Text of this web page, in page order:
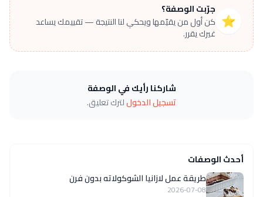
⭐
جرّبت الوصفة؟
كن أول من يقيّمها ويحكي لنا النتيجة — تقييمك يساعد
غيرك يقرر.
شاركنا رأيك في الوصفة
تسجيل الدخوللترك تعليق.
أحدث الوصفات
طريقة عمل لازانيا الشوكولاته بدون فرن
2026-07-08